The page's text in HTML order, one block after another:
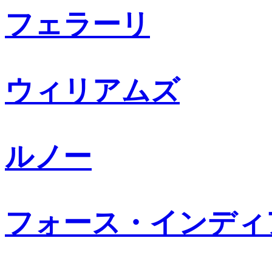
フェラーリ
ウィリアムズ
ルノー
フォース・インデ